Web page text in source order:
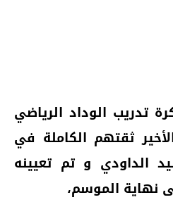
تدريب الوداد الرياضي
ثقتهم الكاملة في
الداودي و تم تعيينه
نهاية الموسم،